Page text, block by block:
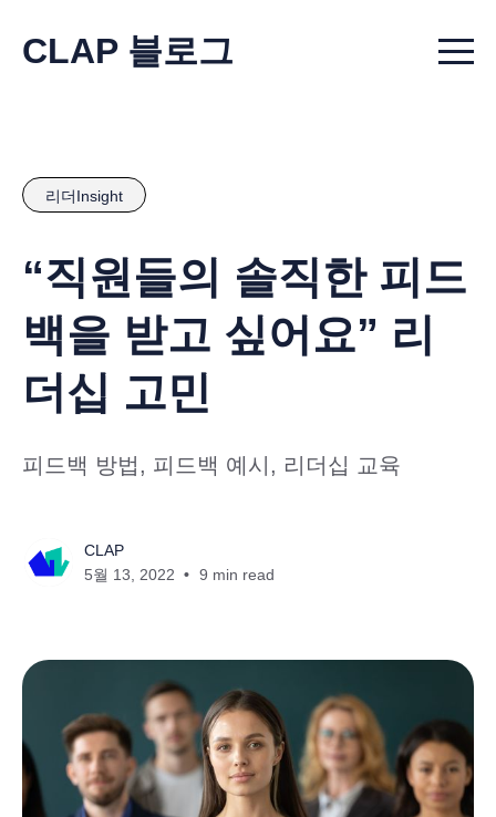
CLAP 블로그 Menu
리더Insight
“직원들의 솔직한 피드
백을 받고 싶어요” 리
더십 고민
피드백 방법, 피드백 예시, 리더십 교육
CLAP
5월 13, 2022
9 min read